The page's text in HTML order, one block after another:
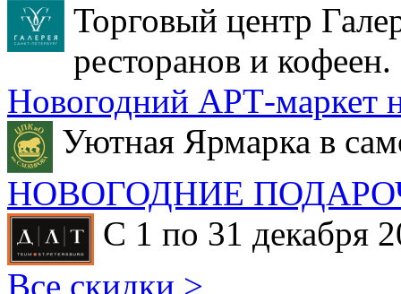
Торговый центр
ресторанов и кофеен.
Новогодний АРТ-маркет
Уютная Ярмарка в
НОВОГОДНИЕ
С 1 по 31 декабря
Все скидки >